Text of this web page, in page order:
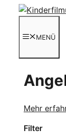
Zum
springenMENÜ
Mehr
Filter